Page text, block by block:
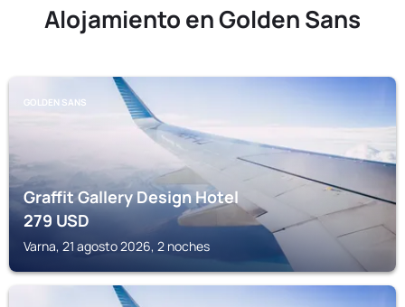
Alojamiento en Golden Sans
GOLDEN SANS
Graffit Gallery Design Hotel
279USD
Varna, 21 agosto 2026, 2 noches